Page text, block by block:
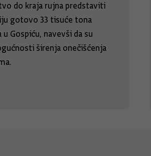
do kraja rujna predstaviti
gotovo 33 tisuće tona
Gospiću, navevši da su
širenja onečišćenja